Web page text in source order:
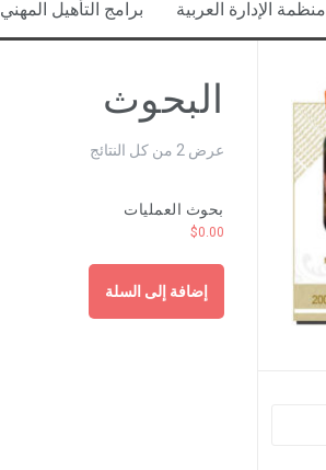
برامج التأهيل المهني منظمة الإدارة العربية
البحوث
عرض ⁦2⁩ من كل النتائج
بحوث العمليات
$0.00
إضافة إلى السلة